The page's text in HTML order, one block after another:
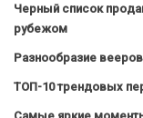
Черный список
рубежом
Разнообразие
ТОП-10 трендовых